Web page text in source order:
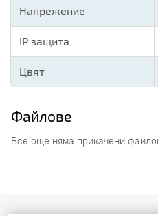
Напрежение
IP защита
Цвят
Файлове
Все още няма прикачени